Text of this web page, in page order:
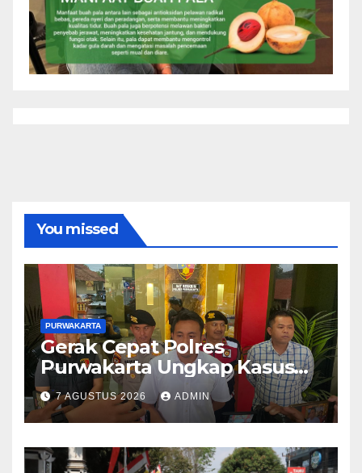
You missed
PURWAKARTA
Gerak Cepat Polres
Purwakarta Ungkap Kasus
Dugaan Pembunuhan di
Cikopo, Terduga Pelaku
Diamankan Sesaat Setelah
Kejadian
7 AGUSTUS 2026 ADMIN